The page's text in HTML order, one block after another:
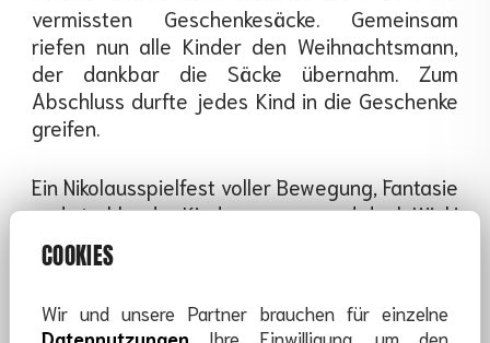
vermissten Geschenkesäcke. Gemeinsam
riefen nun alle Kinder den Weihnachtsmann,
der dankbar die Säcke übernahm. Zum
Abschluss durfte jedes Kind in die Geschenke
greifen.
Ein Nikolausspielfest voller Bewegung, Fantasie
und strahlender Kinderaugen – und dank Wicki
und seiner vielen Helfer konnte der
Weihnachtsmann am Ende doch noch
COOKIES
Wir und unsere Partner brauchen für einzelne
Datennutzungen Ihre Einwilligung, um den